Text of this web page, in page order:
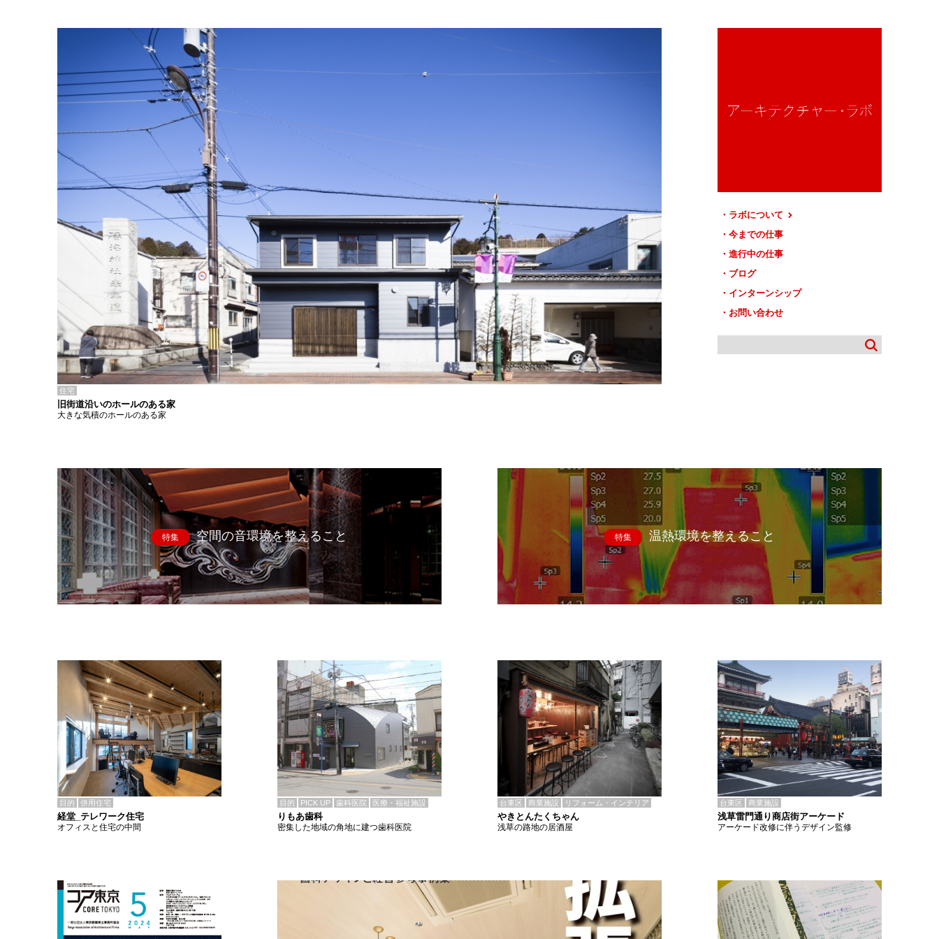
ラボについて
今までの仕事
進行中の仕事
ブログ
インターンシップ
お問い合わせ
住宅
旧街道沿いのホールのある家
大きな気積のホールのある家
特集 空間の音環境を整えること 特集 温熱環境を整えること
目的 併用住宅
経堂_テレワーク住宅
オフィスと住宅の中間
目的 PICK UP 歯科医院 医療・福祉施設
りもあ歯科
密集した地域の角地に建つ歯科医院
台東区 商業施設 リフォーム・インテリア
やきとんたくちゃん
浅草の路地の居酒屋
台東区 商業施設
浅草雷門通り商店街アーケード
アーケード改修に伴うデザイン監修